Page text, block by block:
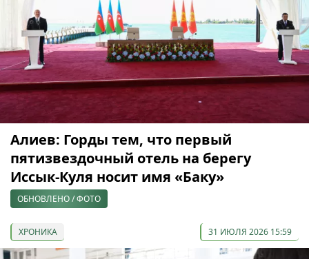
Алиев: Горды тем, что первый
пятизвездочный отель на берегу
Иссык-Куля носит имя «Баку»
ОБНОВЛЕНО / ФОТО
ХРОНИКА 31 ИЮЛЯ 2026 15:59